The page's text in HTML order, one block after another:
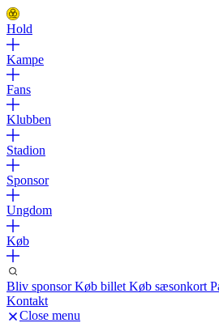
Hold
Kampe
Fans
Klubben
Stadion
Sponsor
Ungdom
Køb
Bliv sponsorKøb billet Køb sæsonkort
Kontakt
Close menu